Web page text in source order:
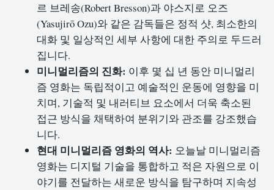
르 브레송(Robert Bresson)과 야스지로 오즈
(Yasujirō Ozu)와 같은 감독들은 정적 샷, 최소한의
대화 및 일상적인 세부 사항에 대한 주의로 두드러
집니다.
미니멀리즘의 진화: 이후 몇 십 년 동안 미니멀리
즘 영화는 독립적이고 예술적인 운동에 영향을 미
치며, 기술적 및 내러티브 요소에서 더욱 축소된
접근 방식을 채택하여 분위기와 관조를 강조했습
니다.
현대 미니멀리즘 영화의 역사: 오늘날 미니멀리즘
영화는 디지털 기술을 통합하고 적은 자원으로 이
야기를 전달하는 새로운 방식을 탐구하며 지속성